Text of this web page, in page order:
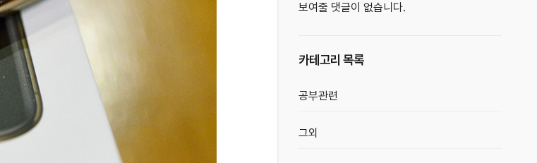
보여줄 댓글이 없습니다.
카테고리 목록
공부관련
그외